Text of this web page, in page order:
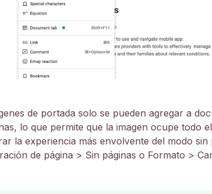
de portada solo se pueden agregar a
lo que permite que la imagen ocupe todo
la experiencia más envolvente del modo
de página > Sin páginas o Formato >